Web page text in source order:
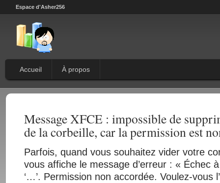
Espace d'Asher256
Accueil À propos
Message XFCE : impossible de
de la corbeille, car la permission est
Parfois, quand vous souhaitez vider votre
vous affiche le message d’erreur : « Échec
‘…’. Permission non accordée. Voulez-vous